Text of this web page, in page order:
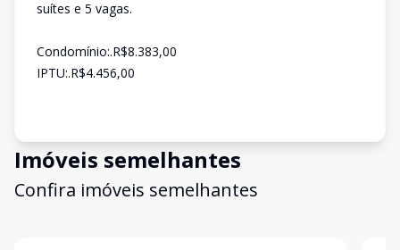
suítes e 5 vagas.
Condomínio:.R$8.383,00
IPTU:.R$4.456,00
Imóveis semelhantes
Confira imóveis semelhantes